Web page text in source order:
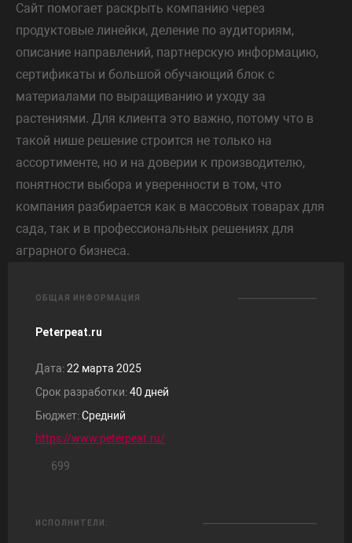
Сайт помогает раскрыть компанию через
продуктовые линейки, деление по аудиториям,
описание направлений, партнерскую информацию,
сертификаты и большой обучающий блок с
материалами по выращиванию и уходу за
растениями. Для клиента это важно, потому что в
такой нише решение строится не только на
ассортименте, но и на доверии к производителю,
понятности выбора и уверенности в том, что
компания разбирается как в массовых товарах для
сада, так и в профессиональных решениях для
аграрного бизнеса.
ОБЩАЯ ИНФОРМАЦИЯ
Peterpeat.ru
Дата:22 марта 2025
Срок разработки:40 дней
Бюджет:Средний
https://www.peterpeat.ru/
699
ИСПОЛНИТЕЛИ: